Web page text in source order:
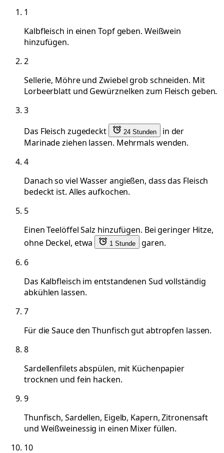
1
Kalbfleisch in einen Topf geben. Weißwein
hinzufügen.
2
Sellerie, Möhre und Zwiebel grob schneiden. Mit
Lorbeerblatt und Gewürznelken zum Fleisch geben.
3
Das Fleisch zugedeckt
24 Stunden
in der
Marinade ziehen lassen. Mehrmals wenden.
4
Danach so viel Wasser angießen, dass das Fleisch
bedeckt ist. Alles aufkochen.
5
Einen Teelöffel Salz hinzufügen. Bei geringer Hitze,
ohne Deckel, etwa
1 Stunde
garen.
6
Das Kalbfleisch im entstandenen Sud vollständig
abkühlen lassen.
7
Für die Sauce den Thunfisch gut abtropfen lassen.
8
Sardellenfilets abspülen, mit Küchenpapier
trocknen und fein hacken.
9
Thunfisch, Sardellen, Eigelb, Kapern, Zitronensaft
und Weißweinessig in einen Mixer füllen.
10